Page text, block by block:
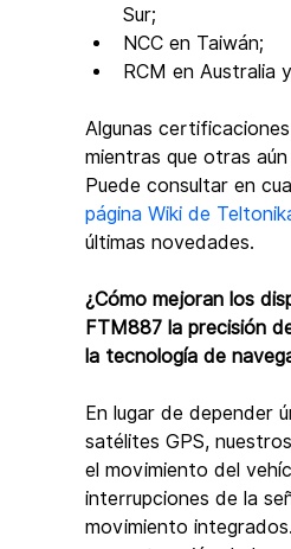
Sur;
NCC en Taiwán;
RCM en Australia
Algunas
mientras que otras
Puede consultar en
página Wiki de
últimas novedades.
¿Cómo mejoran los
FTM887 la precisión
la tecnología de
En lugar de depender
satélites GPS,
el movimiento del
interrupciones de la
movimiento